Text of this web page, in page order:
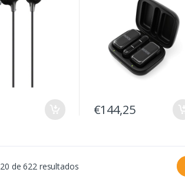
€144,25
de 622 resultados